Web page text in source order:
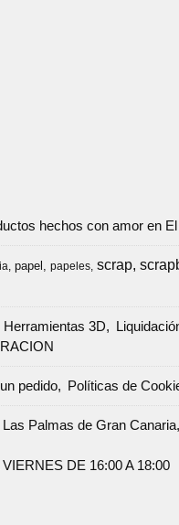
hechos con amor en
papel papeles scrap
Herramientas 3D
pedido Políticas de
Palmas de Gran
DE 16:00 A 18:00